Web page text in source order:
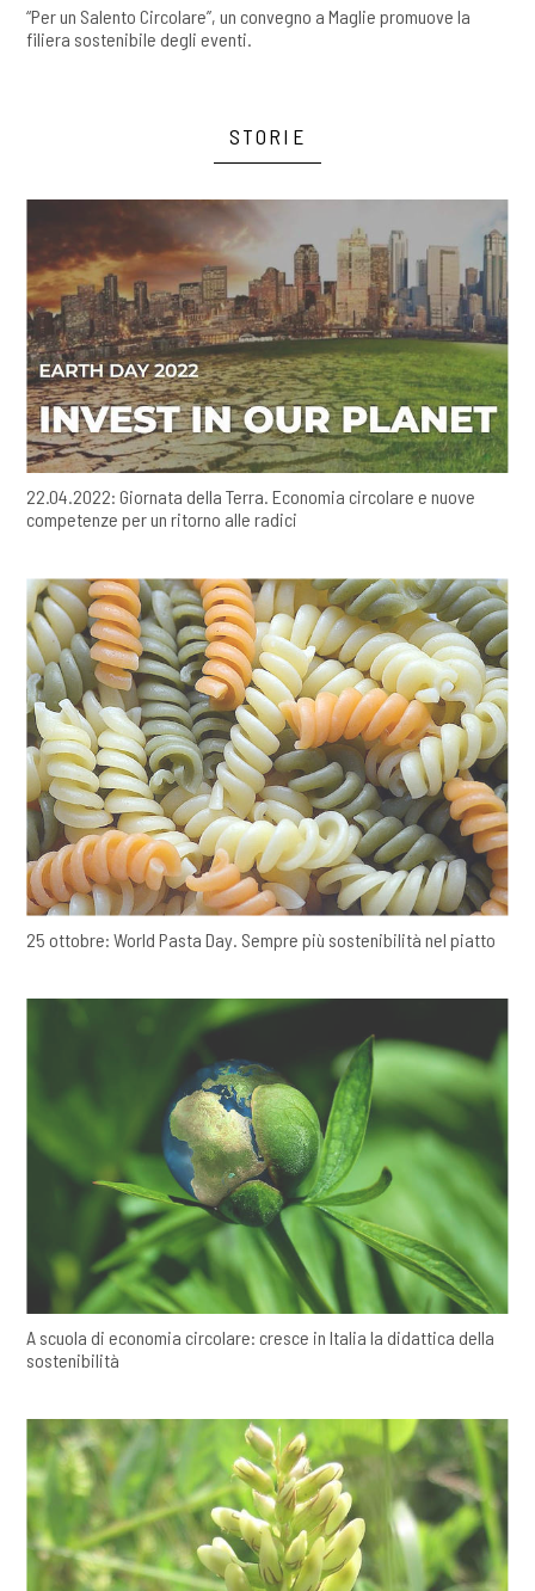
“Per un Salento Circolare”, un convegno a Maglie promuove la
filiera sostenibile degli eventi.
STORIE
22.04.2022: Giornata della Terra. Economia circolare e nuove
competenze per un ritorno alle radici
25 ottobre: World Pasta Day. Sempre più sostenibilità nel piatto
A scuola di economia circolare: cresce in Italia la didattica della
sostenibilità